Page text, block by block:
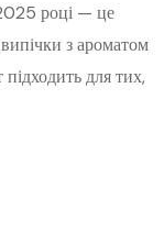
році — це
з ароматом
для тих,